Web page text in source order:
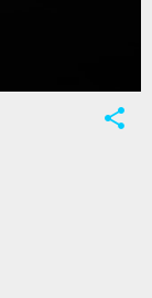
share